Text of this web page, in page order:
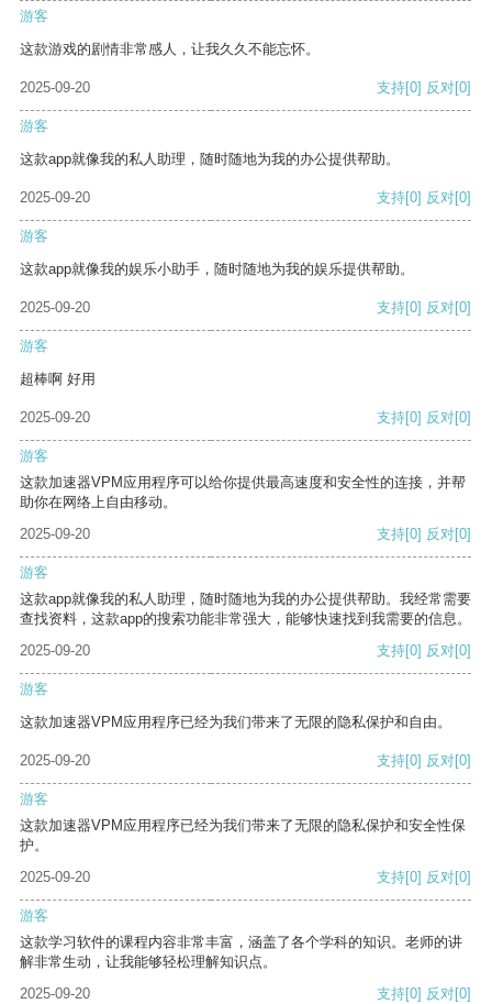
游客
这款游戏的剧情非常感人，让我久久不能忘怀。
2025-09-20 支持[0] 反对[0]
游客
这款app就像我的私人助理，随时随地为我的办公提供帮助。
2025-09-20 支持[0] 反对[0]
游客
这款app就像我的娱乐小助手，随时随地为我的娱乐提供帮助。
2025-09-20 支持[0] 反对[0]
游客
超棒啊 好用
2025-09-20 支持[0] 反对[0]
游客
这款加速器VPM应用程序可以给你提供最高速度和安全性的连接，并帮
助你在网络上自由移动。
2025-09-20
支持[0] 反对[0]
游客
这款app就像我的私人助理，随时随地为我的办公提供帮助。我经常需要
查找资料，这款app的搜索功能非常强大，能够快速找到我需要的信息。
2025-09-20
支持[0] 反对[0]
游客
这款加速器VPM应用程序已经为我们带来了无限的隐私保护和自由。
2025-09-20 支持[0] 反对[0]
游客
这款加速器VPM应用程序已经为我们带来了无限的隐私保护和安全性保
护。
2025-09-20
支持[0] 反对[0]
游客
这款学习软件的课程内容非常丰富，涵盖了各个学科的知识。老师的讲
解非常生动，让我能够轻松理解知识点。
2025-09-20
支持[0] 反对[0]